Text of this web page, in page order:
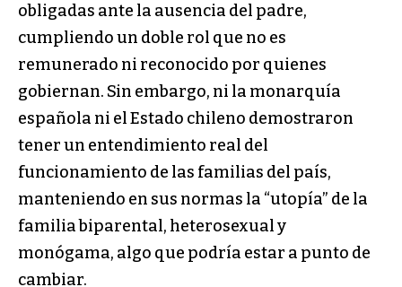
obligadas ante la ausencia del padre,
cumpliendo un doble rol que no es
remunerado ni reconocido por quienes
gobiernan. Sin embargo, ni la monarquía
española ni el Estado chileno demostraron
tener un entendimiento real del
funcionamiento de las familias del país,
manteniendo en sus normas la “utopía” de la
familia biparental, heterosexual y
monógama, algo que podría estar a punto de
cambiar.